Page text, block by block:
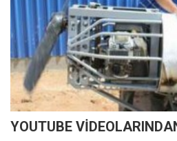
YOUTUBE